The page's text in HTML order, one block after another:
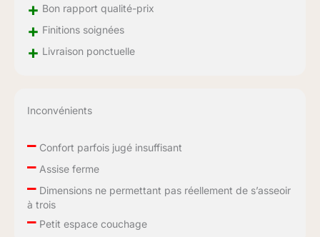
+ Bon rapport qualité-prix
+ Finitions soignées
+ Livraison ponctuelle
Inconvénients
–Confort parfois jugé insuffisant
–Assise ferme
–Dimensions ne permettant pas réellement de s’asseoir
à trois
–Petit espace couchage